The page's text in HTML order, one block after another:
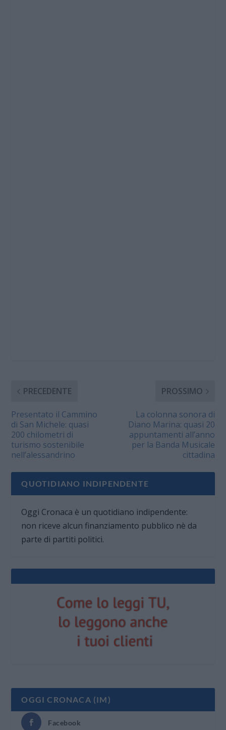
PRECEDENTE
Presentato il Cammino
di San Michele: quasi
200 chilometri di
turismo sostenibile
nell’alessandrino
PROSSIMO
La colonna sonora di
Diano Marina: quasi 20
appuntamenti all’anno
per la Banda Musicale
cittadina
QUOTIDIANO INDIPENDENTE
Oggi Cronaca è un quotidiano indipendente:
non riceve alcun finanziamento pubblico nè da
parte di partiti politici.
OGGI CRONACA (IM)
Facebook